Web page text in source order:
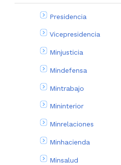
Presidencia
Vicepresidencia
Minjusticia
Mindefensa
Mintrabajo
Mininterior
Minrelaciones
Minhacienda
Minsalud